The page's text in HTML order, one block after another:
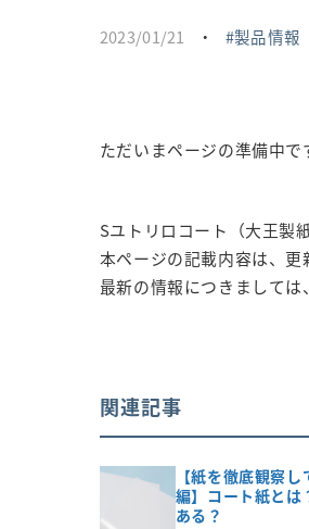
2023/01/21 ・ 製品情報
ただいまページの準備中で
Sユトリロコート（大王製
本ページの記載内容は、更
最新の情報につきまして
関連記事
【紙を徹底観察
編】コート紙とは
ある？